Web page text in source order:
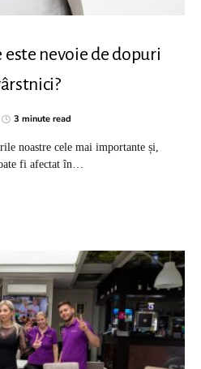
este nevoie de dopuri
3 minute read
noastre cele mai importante și,
fi afectat în…